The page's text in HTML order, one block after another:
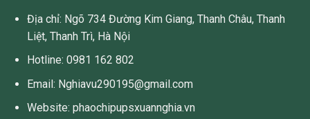
Địa chỉ: Ngõ 734 Đường Kim Giang, Thanh Châu, Thanh
Liệt, Thanh Trì, Hà Nội
Hotline: 0981 162 802
Email: Nghiavu290195@gmail.com
Website: phaochipupsxuannghia.vn